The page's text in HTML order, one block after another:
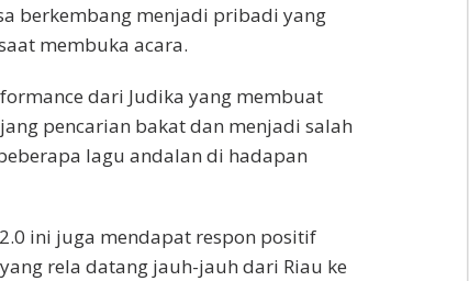
berkembang menjadi pribadi yang
membuka acara.
dari Judika yang membuat
pencarian bakat dan menjadi salah
lagu andalan di hadapan
ini juga mendapat respon positif
rela datang jauh-jauh dari Riau ke